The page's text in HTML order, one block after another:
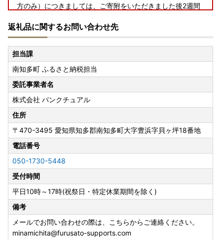
方のみ）につきましては、ご寄附をいただきました後2週間
ただし、ご寄附お申込多数の際は1か月程度を要します。
■返礼品について■
▼申込前
発送予定につきましては、お選びいただく返礼品により異な
ります。各返礼品詳細ページの「配送」欄に記載しておりま
すので、ご確認の上お申し込みください。なお、時期によっ
てはお申し込みが集中するため、返礼品のお届けまでにお時
間を要しますことをあらかじめご了承の上お申し込みいただ
きますようお願いいたします。
また、返礼品をお受け取りいただけないご不在期間等がござ
いましたら、備考欄にご入力いただくか、お問い合わせ先ま
でご連絡ください。ただし、お届け時期の指定等のご要望に
つきましては対応いたしかねますのであらかじめご了承くだ
さい。
▼申込後（お届け前）
返礼品の発送時には、ご登録のメールアドレス宛てに発送開
始案内のメールをお送りしております。
寄附者様のご都合により返礼品が発送元事業者へ返品された
場合は再送いたしかねますので、お早めにお受け取りいただ
返礼品に関するお問い合わせ先
担当課
南知多町 ふるさと納税担当
委託事業者名
株式会社 パンクチュアル
住所
〒470-3495 愛知県知多郡南知多町大字豊浜字貝ヶ坪18番地
電話番号
050-1730-5448
受付時間
平日10時～17時(祝祭日・特定休業期間を除く)
備考
メールでお問い合わせの際は、こちらからご連絡ください。
minamichita@furusato-supports.com